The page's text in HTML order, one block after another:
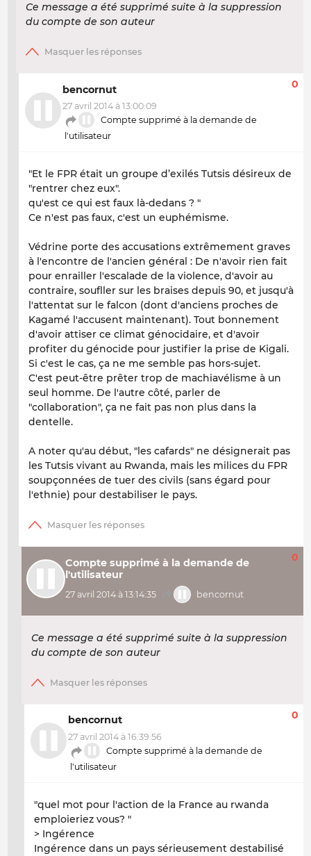
Ce message a été supprimé suite à la suppression
du compte de son auteur
bencornut
27 avril 2014 à 13:00:09
Compte supprimé à la demande de
l'utilisateur
0
"Et le FPR était un groupe d’exilés Tutsis désireux de
"rentrer chez eux".
qu'est ce qui est faux là-dedans ? "
Ce n'est pas faux, c'est un euphémisme.
Védrine porte des accusations extrêmement graves
à l'encontre de l'ancien général : De n'avoir rien fait
pour enrailler l'escalade de la violence, d'avoir au
contraire, soufller sur les braises depuis 90, et jusqu'à
l'attentat sur le falcon (dont d'anciens proches de
Kagamé l'accusent maintenant). Tout bonnement
d'avoir attiser ce climat génocidaire, et d'avoir
profiter du génocide pour justifier la prise de Kigali.
Si c'est le cas, ça ne me semble pas hors-sujet.
C'est peut-être prêter trop de machiavélisme à un
seul homme. De l'autre côté, parler de
"collaboration", ça ne fait pas non plus dans la
dentelle.
A noter qu'au début, "les cafards" ne désignerait pas
les Tutsis vivant au Rwanda, mais les milices du FPR
soupçonnées de tuer des civils (sans égard pour
l'ethnie) pour destabiliser le pays.
Compte supprimé à la demande de
l'utilisateur
27 avril 2014 à 13:14:35 bencornut
0
Ce message a été supprimé suite à la suppression
du compte de son auteur
bencornut
27 avril 2014 à 16:39:56
Compte supprimé à la demande de
l'utilisateur
0
"quel mot pour l'action de la France au rwanda
emploieriez vous? "
> Ingérence
Ingérence dans un pays sérieusement destabilisé